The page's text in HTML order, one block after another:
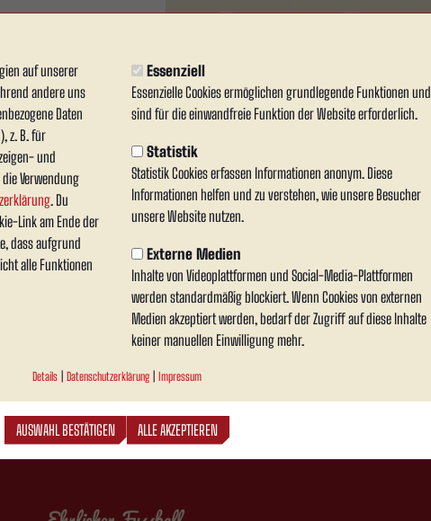
auf unserer
andere uns
Daten
z. B. für
und
Verwendung
. Du
Link am Ende der
dass aufgrund
alle Funktionen
Essenziell
Essenzielle Cookies ermöglichen grundlegende Funktionen und
sind für die einwandfreie Funktion der Website erforderlich.
Statistik
Statistik Cookies erfassen Informationen anonym. Diese
Informationen helfen und zu verstehen, wie unsere Besucher
unsere Website nutzen.
Externe Medien
Inhalte von Videoplattformen und Social-Media-Plattformen
werden standardmäßig blockiert. Wenn Cookies von externen
Medien akzeptiert werden, bedarf der Zugriff auf diese Inhalte
keiner manuellen Einwilligung mehr.
Details | Datenschutzerklärung | Impressum
AUSWAHL BESTÄTIGEN ALLE AKZEPTIEREN
0 0
Auswechslungen
0